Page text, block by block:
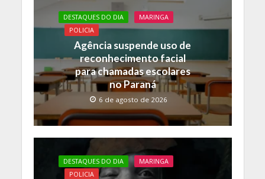
DESTAQUES DO DIA
MARINGA
POLICIA
Agência suspende uso de
reconhecimento facial
para chamadas escolares
no Paraná
6 de agosto de 2026
DESTAQUES DO DIA
MARINGA
POLICIA